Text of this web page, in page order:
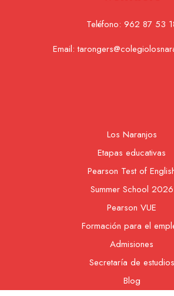
Teléfono: 962 87 53
Email:
Los Naranjos
Etapas educativas
Pearson Test of
Summer School 2026
Pearson VUE
Formación para el
Admisiones
Secretaría de estudios
Blog